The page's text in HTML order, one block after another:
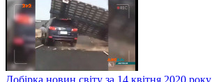
Добірка новин світу за 14 квітня 2020 року